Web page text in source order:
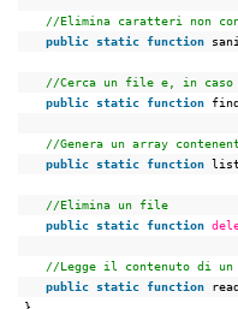
//Elimina caratteri non
public static function
//Cerca un file e, in
public static function
//Genera un array
public static function
//Elimina un file
public static function
//Legge il contenuto di
public static function